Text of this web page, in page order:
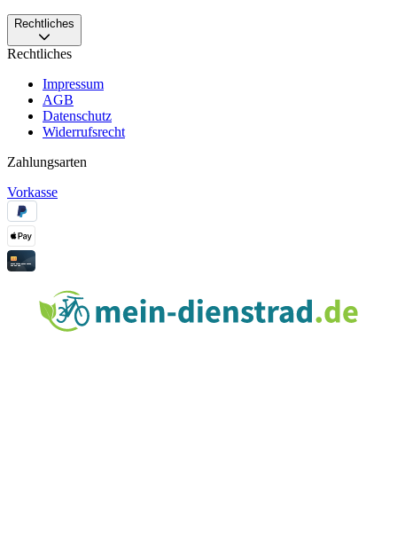
Rechtliches
Rechtliches
Impressum
AGB
Datenschutz
Widerrufsrecht
Zahlungsarten
Vorkasse